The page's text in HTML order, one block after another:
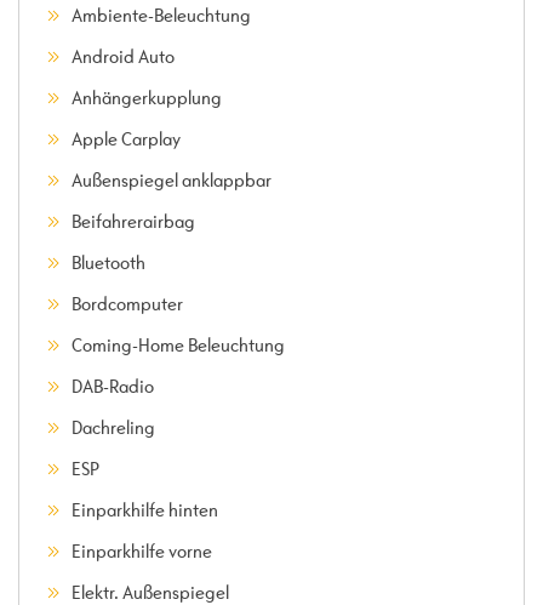
Ambiente-Beleuchtung
Android Auto
Anhängerkupplung
Apple Carplay
Außenspiegel anklappbar
Beifahrerairbag
Bluetooth
Bordcomputer
Coming-Home Beleuchtung
DAB-Radio
Dachreling
ESP
Einparkhilfe hinten
Einparkhilfe vorne
Elektr. Außenspiegel